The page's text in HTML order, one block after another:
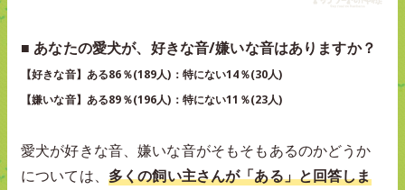
■ あなたの愛犬が、好きな音/嫌いな音はありますか？
【好きな音】ある86％(189人)：特にない14％(30人)
【嫌いな音】ある89％(196人)：特にない11％(23人)
愛犬が好きな音、嫌いな音がそもそもあるのかどうか
については、 多くの飼い主さんが「ある」と回答しま